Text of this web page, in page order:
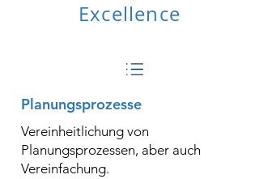
Excellence
Planungsprozesse
Vereinheitlichung von
Planungsprozessen, aber auch
Vereinfachung.